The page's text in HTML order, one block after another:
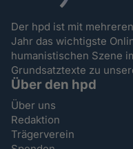
Der hpd ist mit
Jahr das wichtigste
humanistischen Szene
Grundsatztexte zu
Über den hpd
Über uns
Redaktion
Trägerverein